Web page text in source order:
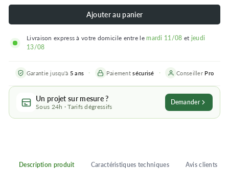
Ajouter au panier
Livraison express à votre domicile entre lemardi 11/08 et jeudi
13/08
Garantie jusqu'à 5 ans Paiementsécurisé Conseiller Pro
Un projet sur mesure ?
Sous 24h · Tarifs dégressifs
Demander
Description produit Caractéristiques techniques Avis clients